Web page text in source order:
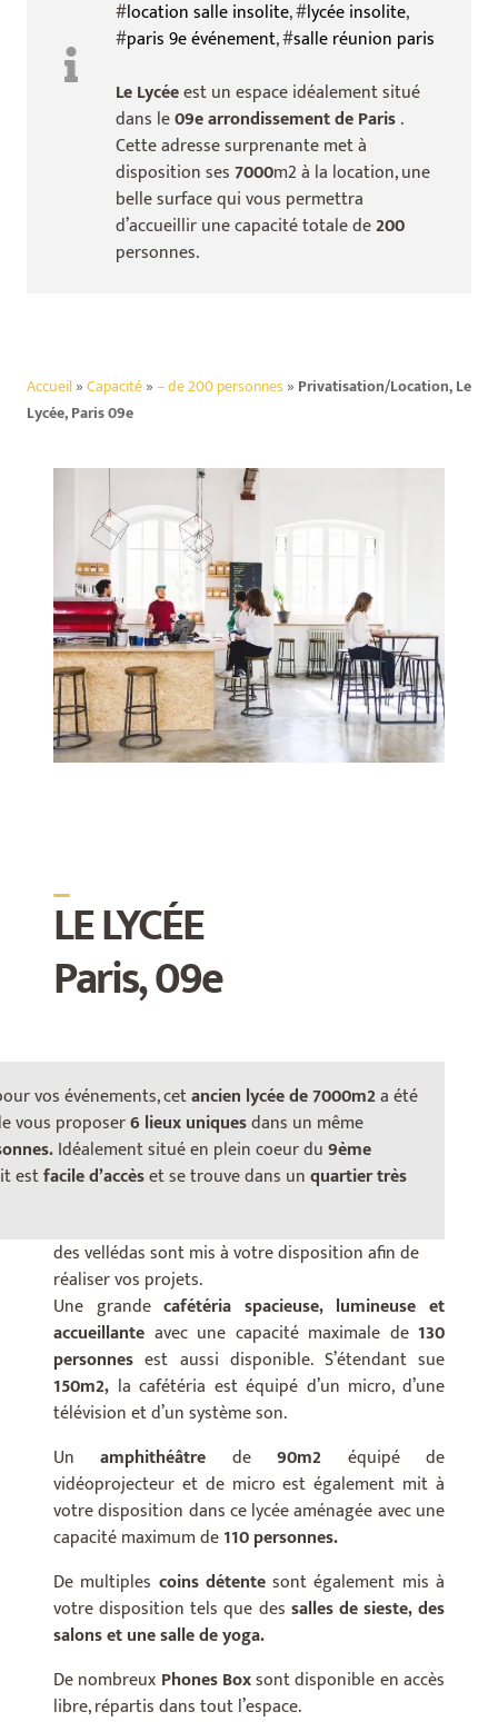
#location salle insolite, #lycée insolite,
#paris 9e événement, #salle réunion paris
Le Lycéeest un espace idéalement situé
dans le09e arrondissement de Paris.
Cette adresse surprenante met à
disposition ses7000m2 à la location, une
belle surface qui vous permettra
d’accueillir une capacité totale de200
personnes.
Accueil»Capacité»– de 200 personnes » Privatisation/Location, Le
Lycée, Paris 09e
LE LYCÉE
Paris, 09e
vos événements, cetancien lycée de 7000m2a été
vous proposer6 lieux uniquesdans un même
Idéalement situé en plein coeur du9ème
estfacile d’accèset se trouve dans unquartier très
En plus de la location des bureaux, vous pourrez
avoir accès à9 salles de réunionpartagées où vous
pourrez échanger vos idées sur les murs dans des
des vellédas sont mis à votre disposition afin de
réaliser vos projets.
Une grandecafétéria spacieuse, lumineuse et
accueillante avec une capacité maximale de 130
personnes est aussi disponible. S’étendant sue
150m2, la cafétéria est équipé d’un micro, d’une
télévision et d’un système son.
Unamphithéâtre de90m2 équipé de
vidéoprojecteur et de micro est également mit à
votre disposition dans ce lycée aménagée avec une
capacité maximum de110 personnes.
De multiples coins détentesont également mis à
votre disposition tels que des salles de sieste, des
salons et une salle de yoga.
De nombreux Phones Boxsont disponible en accès
libre, répartis dans tout l’espace.